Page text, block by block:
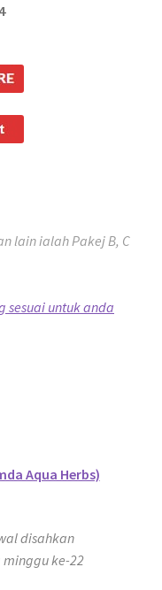
lain ialah Pakej B, C
sesuai untuk anda
Aqua Herbs)
disahkan
ke-22